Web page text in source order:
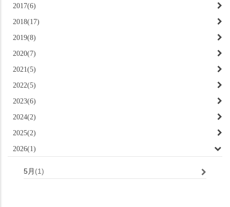
2017(6)
2018(17)
2019(8)
2020(7)
2021(5)
2022(5)
2023(6)
2024(2)
2025(2)
2026(1)
5月 (1)